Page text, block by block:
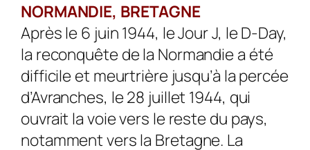
NORMANDIE, BRETAGNE
Après le 6 juin 1944, le Jour J, le D-Day,
la reconquête de la Normandie a été
difficile et meurtrière jusqu’à la percée
d’Avranches, le 28 juillet 1944, qui
ouvrait la voie vers le reste du pays,
notamment vers la Bretagne. La